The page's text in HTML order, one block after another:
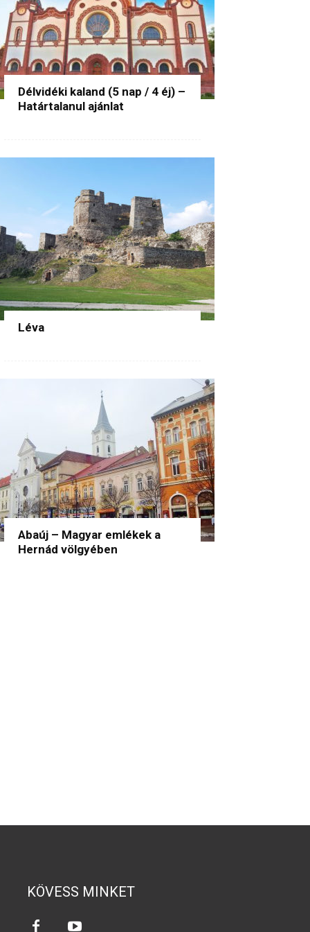
Délvidéki kaland (5 nap / 4 éj) –
Határtalanul ajánlat
Léva
Abaúj – Magyar emlékek a
Hernád völgyében
KÖVESS MINKET